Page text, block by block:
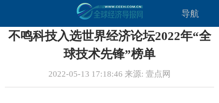
导航
不鸣科技入选世界经济论坛2022年“全
球技术先锋”榜单
2022-05-13 17:18:46 来源: 壹点网